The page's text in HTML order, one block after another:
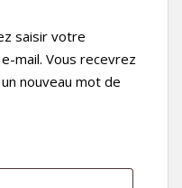
mail. Vous recevrez
nouveau mot de